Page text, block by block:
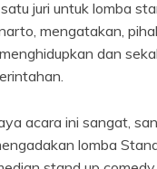
juri untuk lomba
mengatakan,
dan
acara ini sangat,
lomba